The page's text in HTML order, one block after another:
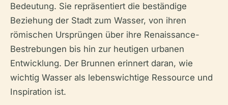
Bedeutung. Sie repräsentiert die beständige
Beziehung der Stadt zum Wasser, von ihren
römischen Ursprüngen über ihre Renaissance-
Bestrebungen bis hin zur heutigen urbanen
Entwicklung. Der Brunnen erinnert daran, wie
wichtig Wasser als lebenswichtige Ressource und
Inspiration ist.